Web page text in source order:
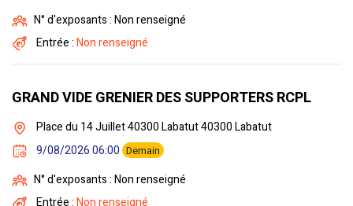
N° d'exposants : Non renseigné
Entrée :Non renseigné
GRAND VIDE GRENIER DES SUPPORTERS RCPL
Place du 14 Juillet 40300 Labatut 40300 Labatut
9/08/2026 06:00 Demain
N° d'exposants : Non renseigné
Entrée :Non renseigné